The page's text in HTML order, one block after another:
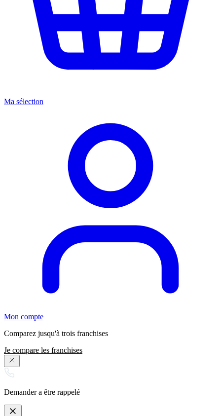
Ma sélection
Mon compte
Comparez jusqu'à trois franchises
Je compare les franchises
Demander a être rappelé